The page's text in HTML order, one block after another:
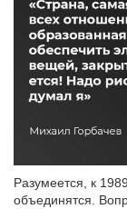
Разумеется, к
объединятся.